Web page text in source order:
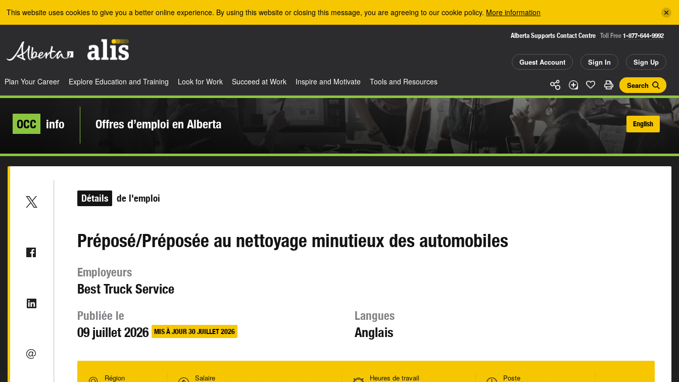
This website uses cookies to give you a better online experience. By using this website or closing this message, you are agreeing to our cookie policy. More information
Alberta Supports Contact Centre Toll Free 1-877-644-9992
Guest Account Sign In Sign Up
Search
Plan Your Career Explore Education and Training Look for Work Succeed at Work Inspire and Motivate Tools and Resources
OCC info Offres d’emploi en Alberta English
Détails de l'emploi
Préposé/Préposée au nettoyage minutieux des automobiles
Employeurs
Best Truck Service
Publiée le
09 juillet 2026 MIS À JOUR 30 JUILLET 2026
Langues
Anglais
Région Salaire Heures de travail Poste